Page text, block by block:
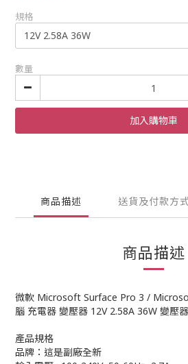
規格
數量
加入購物車
商品描述 送貨及付款方
商品描述
微軟 Microsoft Surface Pro 3 /
腦 充電器 變壓器 12V 2.58A 36W 變壓
產品規格
品牌：這是副廠全新